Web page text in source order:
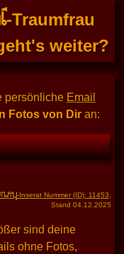
-Traumfrau
weiter?
persönliche Email
Fotos von Diran:
-Inserat Nummer (ID): 11453,
Stand 04.12.2025
sind deine
ohne Fotos,